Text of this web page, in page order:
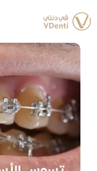
إلى
المحتوى